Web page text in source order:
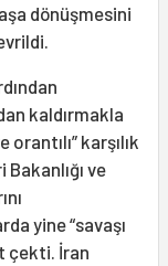
dönüşmesini
kaldırmakla
karşılık
ve
yine “savaşı
çekti. İran